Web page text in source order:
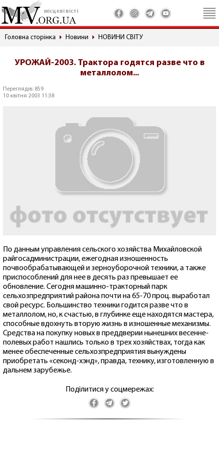
місцеві вісті
Головна сторінка Новини НОВИНИ СВІТУ
УРОЖАЙ-2003. Трактора годятся разве что в
металлолом...
Переглядів: 859
10 квітня 2003 11:38
По данным управления сельского хозяйства Михайловской
райгосадминистрации, ежегодная изношенность
почвообрабатывающей и зерноуборочной техники, а также
приспособлений для нее в десять раз превышает ее
обновление. Сегодня машинно-тракторный парк
сельхозпредприятий района почти на 65-70 проц. выработал
свой ресурс. Большинство техники годится разве что в
металлолом, но, к счастью, в глубинке еще находятся мастера,
способные вдохнуть вторую жизнь в изношенные механизмы.
Средства на покупку новых в преддверии нынешних весенне-
полевых работ нашлись только в трех хозяйствах, тогда как
менее обеспеченные сельхозпредприятия вынуждены
приобретать «секонд-хэнд», правда, технику, изготовленную в
дальнем зарубежье.
Поділитися у соцмережах: